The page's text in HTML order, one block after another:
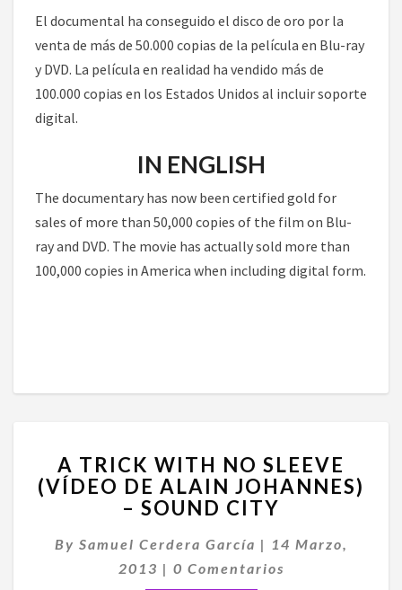
El documental ha conseguido el disco de oro por la
venta de más de 50.000 copias de la película en Blu-ray
y DVD. La película en realidad ha vendido más de
100.000 copias en los Estados Unidos al incluir soporte
digital.
IN ENGLISH
The documentary has now been certified gold for
sales of more than 50,000 copies of the film on Blu-
ray and DVD. The movie has actually sold more than
100,000 copies in America when including digital form.
TRICK
WITH
NO
(VÍDEO
DE
A TRICK WITH NO SLEEVE
(VÍDEO DE ALAIN JOHANNES)
– SOUND CITY
By Samuel Cerdera García | 14 Marzo,
2013 | Comentarios
0 Comentarios